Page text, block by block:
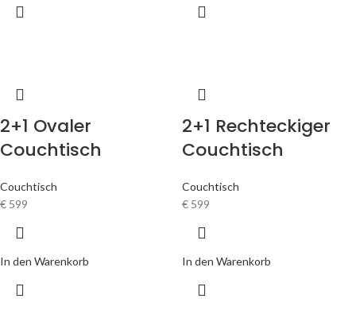
2+1 Ovaler
Couchtisch
Couchtisch
€ 599
In den Warenkorb
2+1 Rechteckiger
Couchtisch
Couchtisch
€ 599
In den Warenkorb